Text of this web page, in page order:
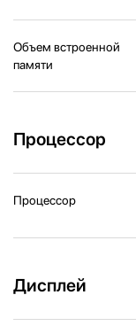
Объем встроенной
памяти
Процессор
Процессор
Дисплей